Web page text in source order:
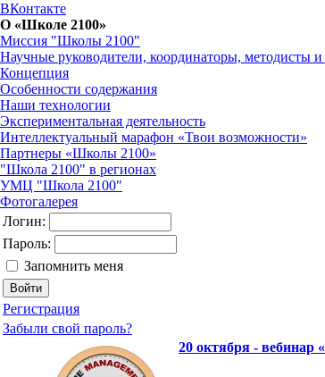
ВКонтакте
О «Школе 2100»
Миссия "Школы 2100"
Научные руководители, координаторы, методисты
Концепция
Особенности содержания
Наши технологии
Экспериментальная деятельность
Интеллектуальный марафон «Твои возможности»
Партнеры «Школы 2100»
"Школа 2100" в регионах
УМЦ "Школа 2100"
Фотогалерея
Логин:
Пароль:
Запомнить меня
Регистрация
Забыли свой пароль?
20 октября - вебинар